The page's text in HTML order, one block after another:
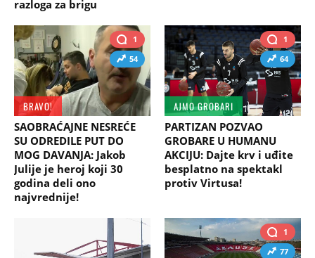
razloga za brigu
1
54
BRAVO!
SAOBRAĆAJNE NESREĆE
SU ODREDILE PUT DO
MOG DAVANJA: Jakob
Julije je heroj koji 30
godina deli ono
najvrednije!
1
64
AJMO GROBARI
PARTIZAN POZVAO
GROBARE U HUMANU
AKCIJU: Dajte krv i uđite
besplatno na spektakl
protiv Virtusa!
1
77